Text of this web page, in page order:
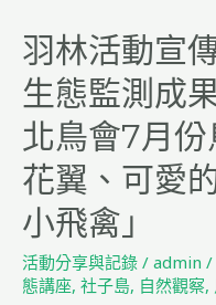
講
座
羽林活動宣
生態監測成
北鳥會7月
花翼、可愛
小飛禽」
活動分享與記錄 / admin /
態講座, 社子島, 自然觀察,
活
動
宣
傳
–
「社
子
島
濕
地